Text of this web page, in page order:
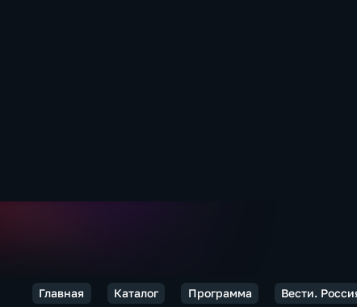
Главная Каталог Программа Вести.